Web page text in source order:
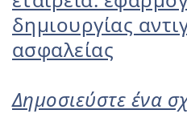
δημιουργίας
ασφαλείας
Δημοσιεύστε ένα